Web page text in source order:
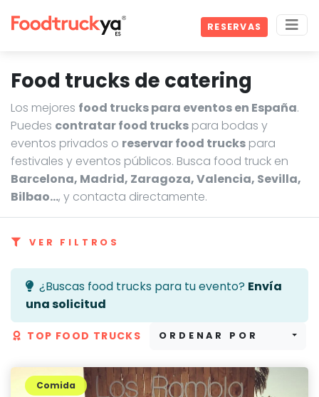
RESERVAS
Food trucks de catering
Los mejores food trucks para eventos en España.
Puedes contratar food trucks para bodas y
eventos privados o reservar food trucks para
festivales y eventos públicos. Busca food truck en
Barcelona, Madrid, Zaragoza, Valencia, Sevilla,
Bilbao…, y contacta directamente.
VER FILTROS
¿Buscas food trucks para tu evento? Envía
una solicitud
TOP FOOD TRUCKS ORDENAR POR
Comida